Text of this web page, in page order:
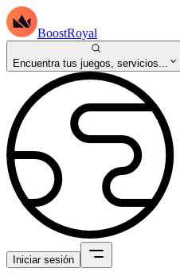
BoostRoyal
Encuentra tus juegos, servicios...
Iniciar sesión